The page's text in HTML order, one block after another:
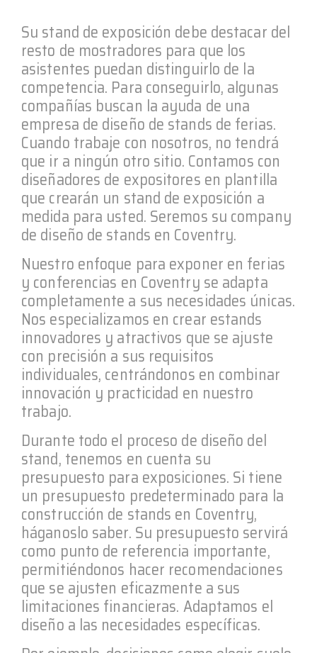
Su stand de exposición debe destacar del
resto de mostradores para que los
asistentes puedan distinguirlo de la
competencia. Para conseguirlo, algunas
compañías buscan la ayuda de una
empresa de diseño de stands de ferias.
Cuando trabaje con nosotros, no tendrá
que ir a ningún otro sitio. Contamos con
diseñadores de expositores en plantilla
que crearán un stand de exposición a
medida para usted. Seremos su company
de diseño de stands en Coventry.
Nuestro enfoque para exponer en ferias
y conferencias en Coventry se adapta
completamente a sus necesidades únicas.
Nos especializamos en crear estands
innovadores y atractivos que se ajuste
con precisión a sus requisitos
individuales, centrándonos en combinar
innovación y practicidad en nuestro
trabajo.
Durante todo el proceso de diseño del
stand, tenemos en cuenta su
presupuesto para exposiciones. Si tiene
un presupuesto predeterminado para la
construcción de stands en Coventry,
háganoslo saber. Su presupuesto servirá
como punto de referencia importante,
permitiéndonos hacer recomendaciones
que se ajusten eficazmente a sus
limitaciones financieras. Adaptamos el
diseño a las necesidades específicas.